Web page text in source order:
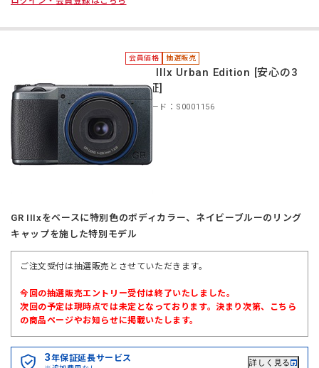
会員価格 抽選販売
＊GR IIIx Urban Edition [安心の3
年保証]
商品コード：S0001156
GR IIIxをベースに特別色のボディカラー、ネイビーブルーのリング
キャップを施した特別モデル
ご注文受付は抽選販売とさせていただきます。
今回の抽選販売エントリー受付は終了いたしました。
次回の予定は現時点では未定となっております。決まり次第、こちら
の商品ページやお知らせに掲載いたします。
3年保証延長サービス 詳しく見る